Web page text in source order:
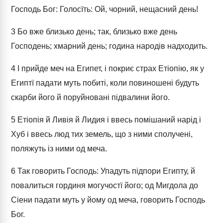
Господь Бог: Голосїть: Ой, чорний, нещасний день!
3 Бо вже близько день; так, близько вже день
Господень; хмарний день; година народів надходить.
4 І прийде меч на Египет, і покриє страх Етіопію, як у
Египтї падати муть побиті, коли повиношені будуть
скарби його й поруйновані підвалини його.
5 Етіопія й Ливія й Лидия і ввесь помішаний нарід і
Хуб і ввесь люд тих земель, що з ними сполучені,
поляжуть із ними од меча.
6 Так говорить Господь: Упадуть підпори Египту, й
повалиться гординя могучостї його; од Мигдола до
Сіени падати муть у йому од меча, говорить Господь
Бог.